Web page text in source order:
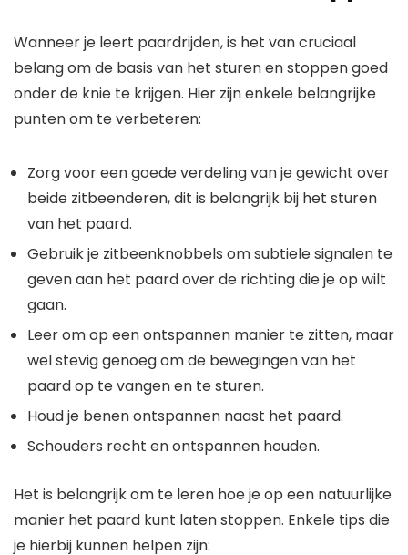
Wanneer je leert paardrijden, is het van cruciaal
belang om de basis van het sturen en stoppen goed
onder de knie te krijgen. Hier zijn enkele belangrijke
punten om te verbeteren:
Zorg voor een goede verdeling van je gewicht over
beide zitbeenderen, dit is belangrijk bij het sturen
van het paard.
Gebruik je zitbeenknobbels om subtiele signalen te
geven aan het paard over de richting die je op wilt
gaan.
Leer om op een ontspannen manier te zitten, maar
wel stevig genoeg om de bewegingen van het
paard op te vangen en te sturen.
Houd je benen ontspannen naast het paard.
Schouders recht en ontspannen houden.
Het is belangrijk om te leren hoe je op een natuurlijke
manier het paard kunt laten stoppen. Enkele tips die
je hierbij kunnen helpen zijn: